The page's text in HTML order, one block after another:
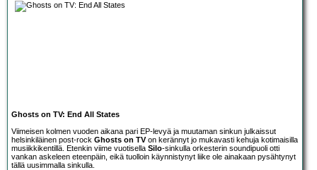
Ghosts on TV: End All States
Viimeisen kolmen vuoden aikana pari EP-levyä ja muutaman sinkun julkaissut
helsinkiläinen post-rock Ghosts on TVon kerännyt jo mukavasti kehuja kotimaisilla
musiikkikentillä. Etenkin viime vuotisella Silo-sinkulla orkesterin soundipuoli otti
vankan askeleen eteenpäin, eikä tuolloin käynnistynyt liike ole ainakaan pysähtynyt
tällä uusimmalla sinkulla.